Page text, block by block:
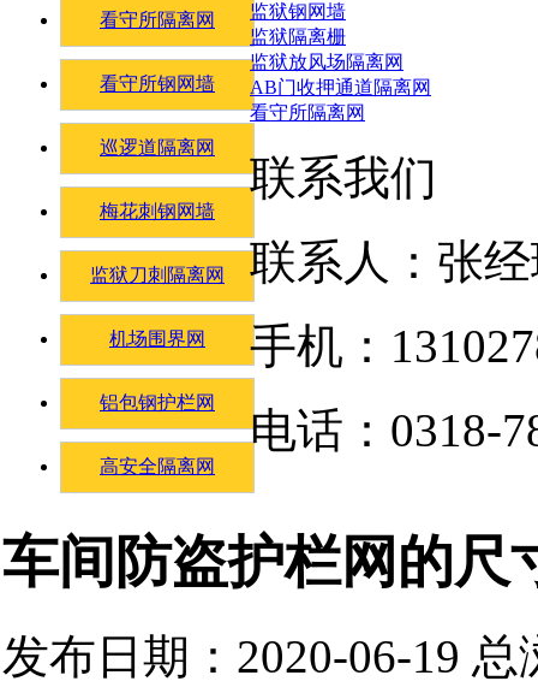
看守所隔离网
看守所钢网墙
巡逻道隔离网
梅花刺钢网墙
监狱刀刺隔离网
机场围界网
铝包钢护栏网
高安全隔离网
车间防盗护栏网的尺
发布日期：2020-06-19 总
监狱钢网墙
监狱隔离栅
监狱放风场隔离网
AB门收押通道隔离网
看守所隔离网
联系我们
联系人：张
手机：
电话：0318-